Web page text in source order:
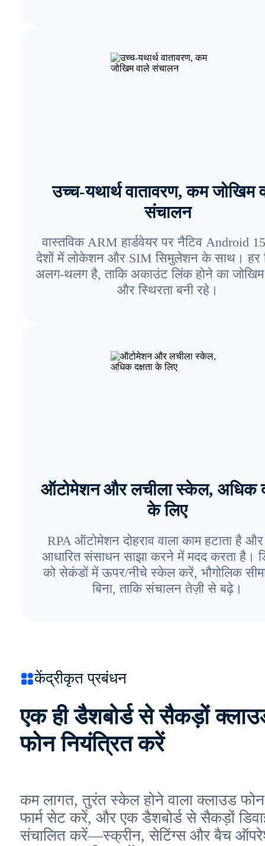
उच्च-यथार्थ वातावरण, कम जोखिम
संचालन
वास्तविक ARM हार्डवेयर पर नैटिव Android
देशों में लोकेशन और SIM सिमुलेशन के साथ। हर
अलग-थलग है, ताकि अकाउंट लिंक होने का
और स्थिरता बनी रहे।
ऑटोमेशन और लचीला स्केल, अधिक
के लिए
RPA ऑटोमेशन दोहराव वाला काम हटाता है
आधारित संसाधन साझा करने में मदद करता है।
को सेकंडों में ऊपर/नीचे स्केल करें, भौगोलिक
बिना, ताकि संचालन तेज़ी से बढ़े।
केंद्रीकृत प्रबंधन
एक ही डैशबोर्ड से सैकड़ों
फोन नियंत्रित करें
कम लागत, तुरंत स्केल होने वाला क्लाउड फोन
फार्म सेट करें, और एक डैशबोर्ड से सैकड़ों
संचालित करें—स्क्रीन, सेटिंग्स और बैच